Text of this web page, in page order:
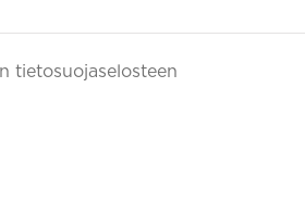
tietosuojaselosteen